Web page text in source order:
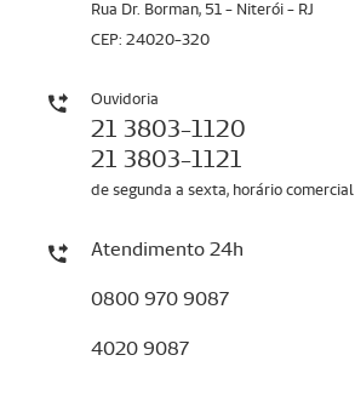
Rua Dr. Borman, 51 - Niterói - RJ
CEP: 24020-320
Ouvidoria
21 3803-1120
21 3803-1121
de segunda a sexta, horário comercial
Atendimento 24h
0800 970 9087
4020 9087